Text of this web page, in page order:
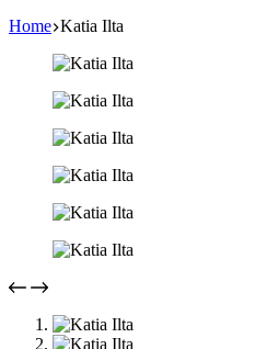
Home Katia Ilta